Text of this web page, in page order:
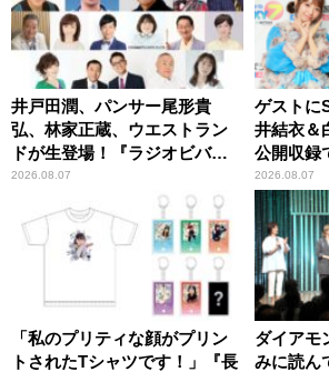
井戸田潤、パンサー尾形貴
弘、林家正蔵、ウエストラン
ドが生登場！『ラジオビバリ
ー昼ズ』
2026.08.07
ゲストに
井結衣＆
公開収録
2026.08.07
「私のプリティな顔がプリン
トされたTシャツです！」『長
ダイアモ
みに読ん